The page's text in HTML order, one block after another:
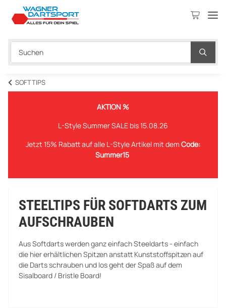
SOFTTIPS
AKTION %
L-Style Summer SALE bis 15.08.26
Jetzt 15% Rabatt auf alle L-Style Artikel mit dem Code:
Summer15
STEELTIPS FÜR SOFTDARTS ZUM
AUFSCHRAUBEN
Aus Softdarts werden ganz einfach Steeldarts - einfach
die hier erhältlichen Spitzen anstatt Kunststoffspitzen auf
die Darts schrauben und los geht der Spaß auf dem
Sisalboard / Bristle Board!